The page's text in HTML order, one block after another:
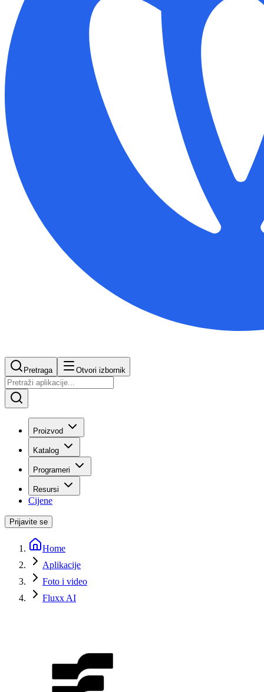
Pretraga Otvori izbornik
Proizvod
Katalog
Programeri
Resursi
Cijene
Prijavite se
Home
Aplikacije
Foto i video
Fluxx AI